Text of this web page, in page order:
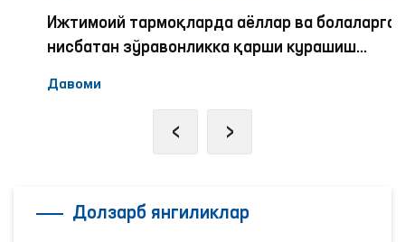
Ижтимоий тармоқларда аёллар ва болаларга
нисбатан зўравонликка қарши курашиш
Давоми
‹ ›
Долзарб янгиликлар